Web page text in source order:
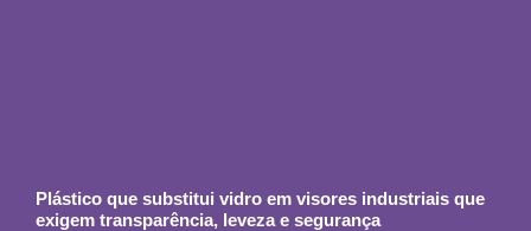
Plástico que substitui vidro em visores industriais que
exigem transparência, leveza e segurança